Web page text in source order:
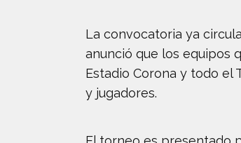
La convocatoria ya
anunció que los equipos
Estadio Corona y todo el
y jugadores.